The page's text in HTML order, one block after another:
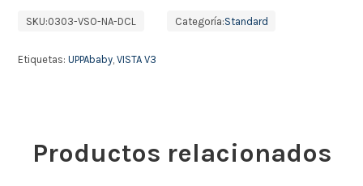
SKU:0303-VSO-NA-DCL Categoría:Standard
Etiquetas:UPPAbaby,VISTA V3
Productos relacionados